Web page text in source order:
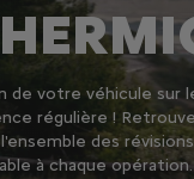
de votre véhicule sur
régulière !
des
à chaque